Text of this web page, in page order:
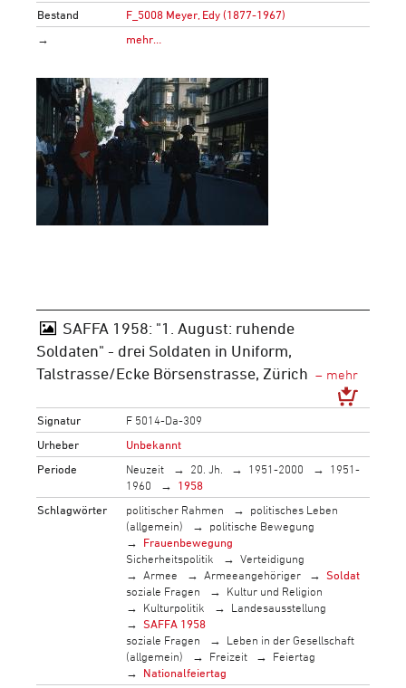
Bestand
F_5008 Meyer, Edy (1877-1967)
→
mehr…
SAFFA 1958: "1. August: ruhende
Soldaten" - drei Soldaten in Uniform,
Talstrasse/Ecke Börsenstrasse, Zürich
Signatur
F 5014-Da-309
Urheber
Unbekannt
Periode
Neuzeit 20. Jh. 1951-2000
1951-
1960
1958
Schlagwörter
politischer Rahmen
politisches Leben
(allgemein)
politische Bewegung
Frauenbewegung
Sicherheitspolitik
Verteidigung
Armee
Armeeangehöriger
Soldat
soziale Fragen
Kultur und Religion
Kulturpolitik
Landesausstellung
SAFFA 1958
soziale Fragen
Leben in der Gesellschaft
(allgemein)
Freizeit
Feiertag
Nationalfeiertag